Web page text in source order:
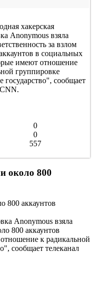
хакерская
Anonymous взяла
за взлом
в социальных
имеют отношение
группировке
государство", сообщает
0
0
557
около 800
Anonymous взяла
800 аккаунтов
к радикальной
сообщает телеканал